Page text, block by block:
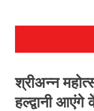
श्रीअन्न
हल्द्वानी आएंगे